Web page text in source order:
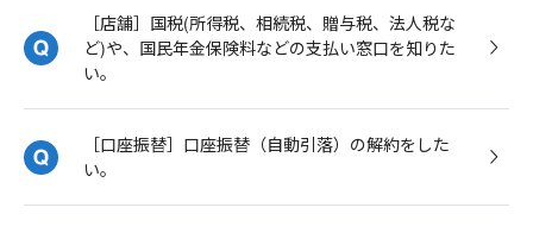
［店舗］国税(所得税、相続税、贈与税、法人税な
ど)や、国民年金保険料などの支払い窓口を知りた
い。
［口座振替］口座振替（自動引落）の解約をした
い。